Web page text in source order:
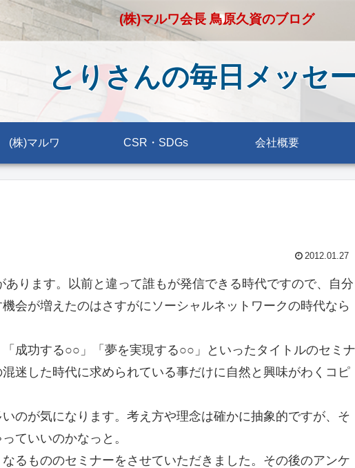
(株)マルワ会長 鳥原久資のブログ
とりさんの毎日メッセ
(株)マルワ CSR・SDGs 会社概要
2012.01.27
ります。以前と違って誰もが発信できる時代ですので、自分
会が増えたのはさすがにソーシャルネットワークの時代なら
成功する○○」「夢を実現する○○」といったタイトルのセミナ
迷した時代に求められている事だけに自然と興味がわくコピ
のが気になります。考え方や理念は確かに抽象的ですが、そ
ていいのかなっと。
るもののセミナーをさせていただきました。その後のアンケ